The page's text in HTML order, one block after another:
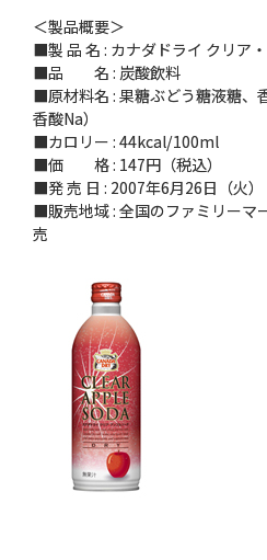
＜製品概要＞
■製 品 名 : カナダドライ クリア
■品 名 : 炭酸飲料
■原材料名 : 果糖ぶどう糖液糖、
香酸Na）
■カロリー : 44kcal/100ml
■価 格 : 147円（税込）
■発 売 日 : 2007年6月26日（火）
■販売地域 : 全国のファミリーマ
売